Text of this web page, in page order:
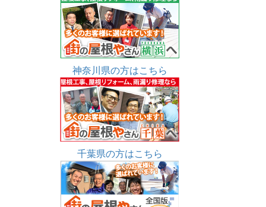
神奈川県の方はこちら
千葉県の方はこちら